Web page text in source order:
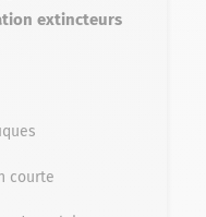
extincteurs
courte